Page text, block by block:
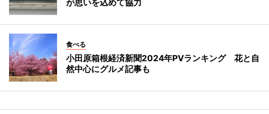
が思いを込めて協力
食べる
小田原箱根経済新聞2024年PVランキング 花と自
然中心にグルメ記事も